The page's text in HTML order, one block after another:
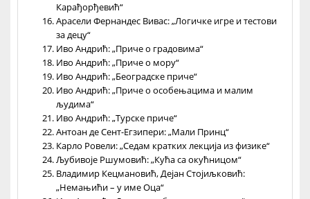
Карађорђевић“
Арасели Фернандес Вивас: „Логичке игре и тестови
за децу“
Иво Андрић: „Приче о градовима“
Иво Андрић: „Приче о мору“
Иво Андрић: „Београдске приче“
Иво Андрић: „Приче о особењацима и малим
људима“
Иво Андрић: „Турске приче“
Антоан де Сент-Егзипери: „Мали Принц“
Карло Ровели: „Седам кратких лекција из физике“
Љубивоје Ршумовић: „Кућа са окућницом“
Владимир Кецмановић, Дејан Стојиљковић:
„Немањићи – у име Оца“